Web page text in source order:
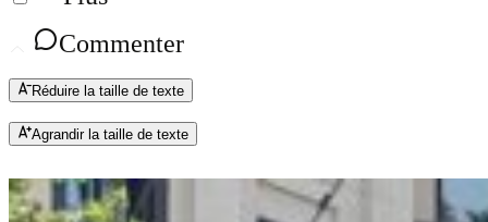
Commenter
Réduire la taille de texte
Agrandir la taille de texte